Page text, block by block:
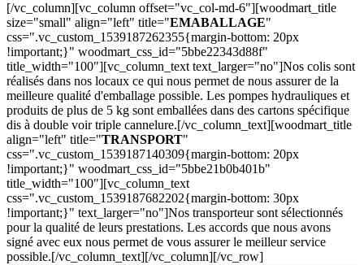
[/vc_column][vc_column offset="vc_col-md-6"][woodmart_title
size="small" align="left" title="EMABALLAGE"
css=".vc_custom_1539187262355{margin-bottom: 20px
!important;}" woodmart_css_id="5bbe22343d88f"
title_width="100"][vc_column_text text_larger="no"]Nos colis sont
réalisés dans nos locaux ce qui nous permet de nous assurer de la
meilleure qualité d'emballage possible. Les pompes hydrauliques et
produits de plus de 5 kg sont emballées dans des cartons spécifique
dis à double voir triple cannelure.[/vc_column_text][woodmart_title
align="left" title="TRANSPORT"
css=".vc_custom_1539187140309{margin-bottom: 20px
!important;}" woodmart_css_id="5bbe21b0b401b"
title_width="100"][vc_column_text
css=".vc_custom_1539187682202{margin-bottom: 30px
!important;}" text_larger="no"]Nos transporteur sont sélectionnés
pour la qualité de leurs prestations. Les accords que nous avons
signé avec eux nous permet de vous assurer le meilleur service
possible.[/vc_column_text][/vc_column][/vc_row]